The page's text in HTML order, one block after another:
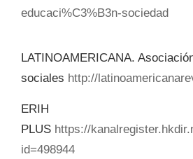
educaci%C3%B3n-sociedad
LATINOAMERICANA.
sociales http://
ERIH
PLUS https://
id=498944